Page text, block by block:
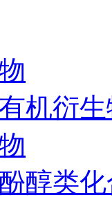
机衍
醇类